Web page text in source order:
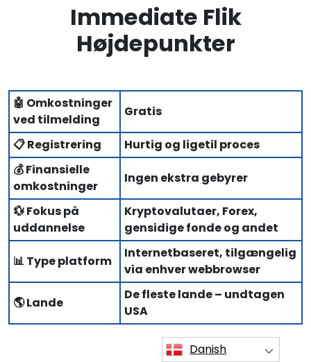
Immediate Flik
Højdepunkter
🤖 Omkostninger
ved tilmelding
Gratis
📋 Registrering
Hurtig og ligetil proces
💰 Finansielle
omkostninger
Ingen ekstra gebyrer
💱 Fokus på
uddannelse
Kryptovalutaer, Forex,
gensidige fonde og andet
📊 Type platform
Internetbaseret, tilgængelig
via enhver webbrowser
🌎 Lande
De fleste lande – undtagen
USA
Danish